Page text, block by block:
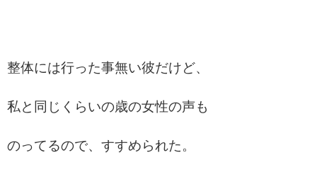
整体には行った事無い彼だけど、
私と同じくらいの歳の女性の声も
のってるので、すすめられた。